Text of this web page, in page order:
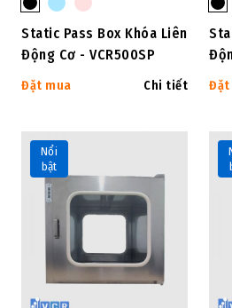
Static Pass Box Khóa Liên
Động Cơ - VCR500SP
Đặt mua Chi tiết Đặt
Nổi
bật